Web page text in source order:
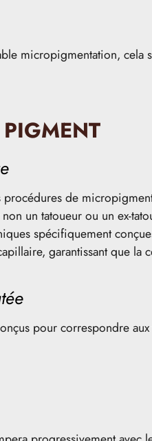
micropigmentation, cela
de
un tatoueur ou un ex-
spécifiquement
garantissant que la
pour correspondre